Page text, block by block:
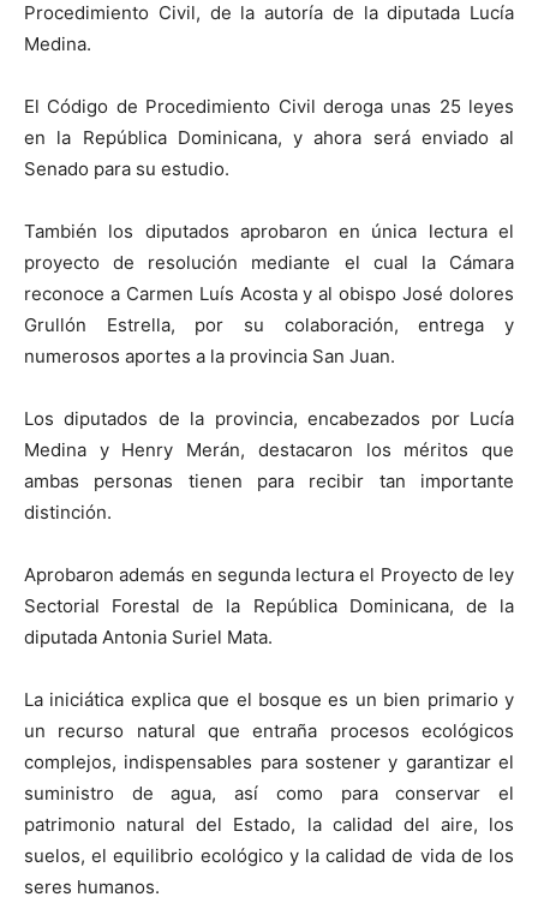
Procedimiento Civil, de la autoría de la diputada Lucía
Medina.
El Código de Procedimiento Civil deroga unas 25 leyes
en la República Dominicana, y ahora será enviado al
Senado para su estudio.
También los diputados aprobaron en única lectura el
proyecto de resolución mediante el cual la Cámara
reconoce a Carmen Luís Acosta y al obispo José dolores
Grullón Estrella, por su colaboración, entrega y
numerosos aportes a la provincia San Juan.
Los diputados de la provincia, encabezados por Lucía
Medina y Henry Merán, destacaron los méritos que
ambas personas tienen para recibir tan importante
distinción.
Aprobaron además en segunda lectura el Proyecto de ley
Sectorial Forestal de la República Dominicana, de la
diputada Antonia Suriel Mata.
La iniciática explica que el bosque es un bien primario y
un recurso natural que entraña procesos ecológicos
complejos, indispensables para sostener y garantizar el
suministro de agua, así como para conservar el
patrimonio natural del Estado, la calidad del aire, los
suelos, el equilibrio ecológico y la calidad de vida de los
seres humanos.